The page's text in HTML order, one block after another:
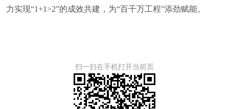
力实现“1+1>2”的成效共建，为“百千万工程”添劲赋能。
扫一扫在手机打开当前页